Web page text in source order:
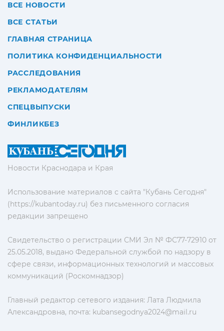
Новости Краснодара и Края
Использование материалов с сайта "Кубань Сегодня"
(https://kubantoday.ru) без письменного согласия
редакции запрещено
Свидетельство о регистрации СМИ Эл № ФС77-72910 от
25.05.2018, выдано Федеральной службой по надзору в
сфере связи, информационных технологий и массовых
коммуникаций (Роскомнадзор)
Главный редактор сетевого издания: Лата Людмила
Александровна, почта: kubansegodnya2024@mail.ru
ВСЕ НОВОСТИ
ВСЕ СТАТЬИ
ГЛАВНАЯ СТРАНИЦА
ПОЛИТИКА КОНФИДЕНЦИАЛЬНОСТИ
РАССЛЕДОВАНИЯ
РЕКЛАМОДАТЕЛЯМ
СПЕЦВЫПУСКИ
ФИНЛИКБЕЗ